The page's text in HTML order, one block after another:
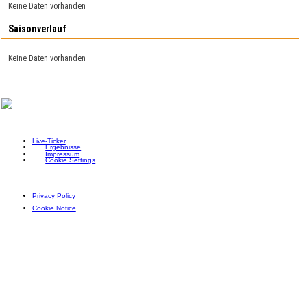
Keine Daten vorhanden
Saisonverlauf
Keine Daten vorhanden
Live-Ticker
Ergebnisse
Impressum
Cookie Settings
Privacy Policy
Cookie Notice